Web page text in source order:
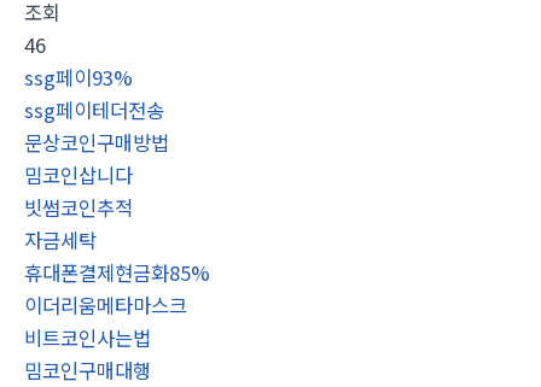
조회
46
ssg페이93%
ssg페이테더전송
문상코인구매방법
밈코인삽니다
빗썸코인추적
자금세탁
휴대폰결제현금화85%
이더리움메타마스크
비트코인사는법
밈코인구매대행